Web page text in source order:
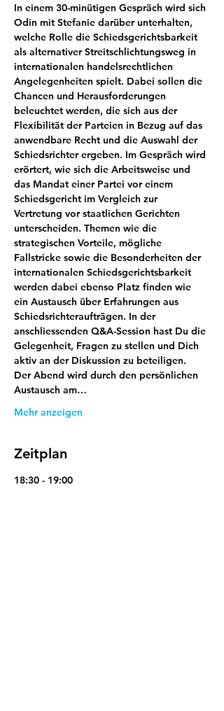
In einem 30-minütigen Gespräch wird sich
Odin mit Stefanie darüber unterhalten,
welche Rolle die Schiedsgerichtsbarkeit
als alternativer Streitschlichtungsweg in
internationalen handelsrechtlichen
Angelegenheiten spielt. Dabei sollen die
Chancen und Herausforderungen
beleuchtet werden, die sich aus der
Flexibilität der Parteien in Bezug auf das
anwendbare Recht und die Auswahl der
Schiedsrichter ergeben. Im Gespräch wird
erörtert, wie sich die Arbeitsweise und
das Mandat einer Partei vor einem
Schiedsgericht im Vergleich zur
Vertretung vor staatlichen Gerichten
unterscheiden. Themen wie die
strategischen Vorteile, mögliche
Fallstricke sowie die Besonderheiten der
internationalen Schiedsgerichtsbarkeit
werden dabei ebenso Platz finden wie
ein Austausch über Erfahrungen aus
Schiedsrichteraufträgen. In der
anschliessenden Q&A-Session hast Du die
Gelegenheit, Fragen zu stellen und Dich
aktiv an der Diskussion zu beteiligen.
Der Abend wird durch den persönlichen
Austausch am…
Mehr anzeigen
Zeitplan
18:30 - 19:00